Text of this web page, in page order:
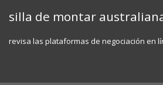
silla de montar
revisa las plataformas de negociación en